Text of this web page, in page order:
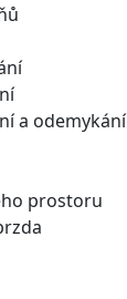
a odemykání
prostoru